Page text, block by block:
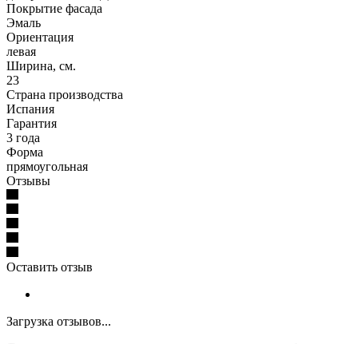
Покрытие фасада
Эмаль
Ориентация
левая
Ширина, см.
23
Страна производства
Испания
Гарантия
3 года
Форма
прямоугольная
Отзывы
Оставить отзыв
Загрузка отзывов...